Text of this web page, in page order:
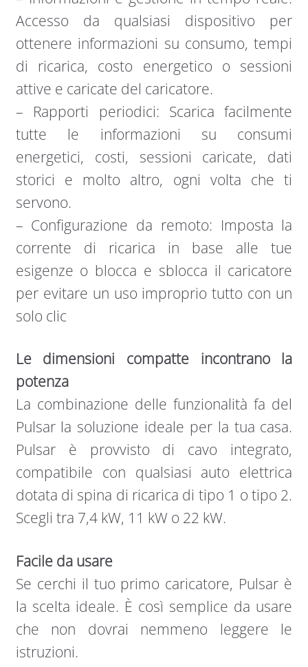
Accesso da qualsiasi dispositivo per
ottenere informazioni su consumo, tempi
di ricarica, costo energetico o sessioni
attive e caricate del caricatore.
– Rapporti periodici: Scarica facilmente
tutte le informazioni su consumi
energetici, costi, sessioni caricate, dati
storici e molto altro, ogni volta che ti
servono.
– Configurazione da remoto: Imposta la
corrente di ricarica in base alle tue
esigenze o blocca e sblocca il caricatore
per evitare un uso improprio tutto con un
solo clic
Le dimensioni compatte incontrano la
potenza
La combinazione delle funzionalità fa del
Pulsar la soluzione ideale per la tua casa.
Pulsar è provvisto di cavo integrato,
compatibile con qualsiasi auto elettrica
dotata di spina di ricarica di tipo 1 o tipo 2.
Scegli tra 7,4 kW, 11 kW o 22 kW.
Facile da usare
Se cerchi il tuo primo caricatore, Pulsar è
la scelta ideale. È così semplice da usare
che non dovrai nemmeno leggere le
istruzioni.